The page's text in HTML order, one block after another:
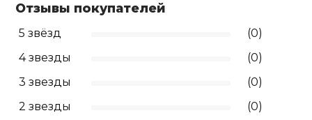
Отзывы покупателей
5 звёзд
(0)
4 звезды
(0)
3 звезды
(0)
2 звезды
(0)